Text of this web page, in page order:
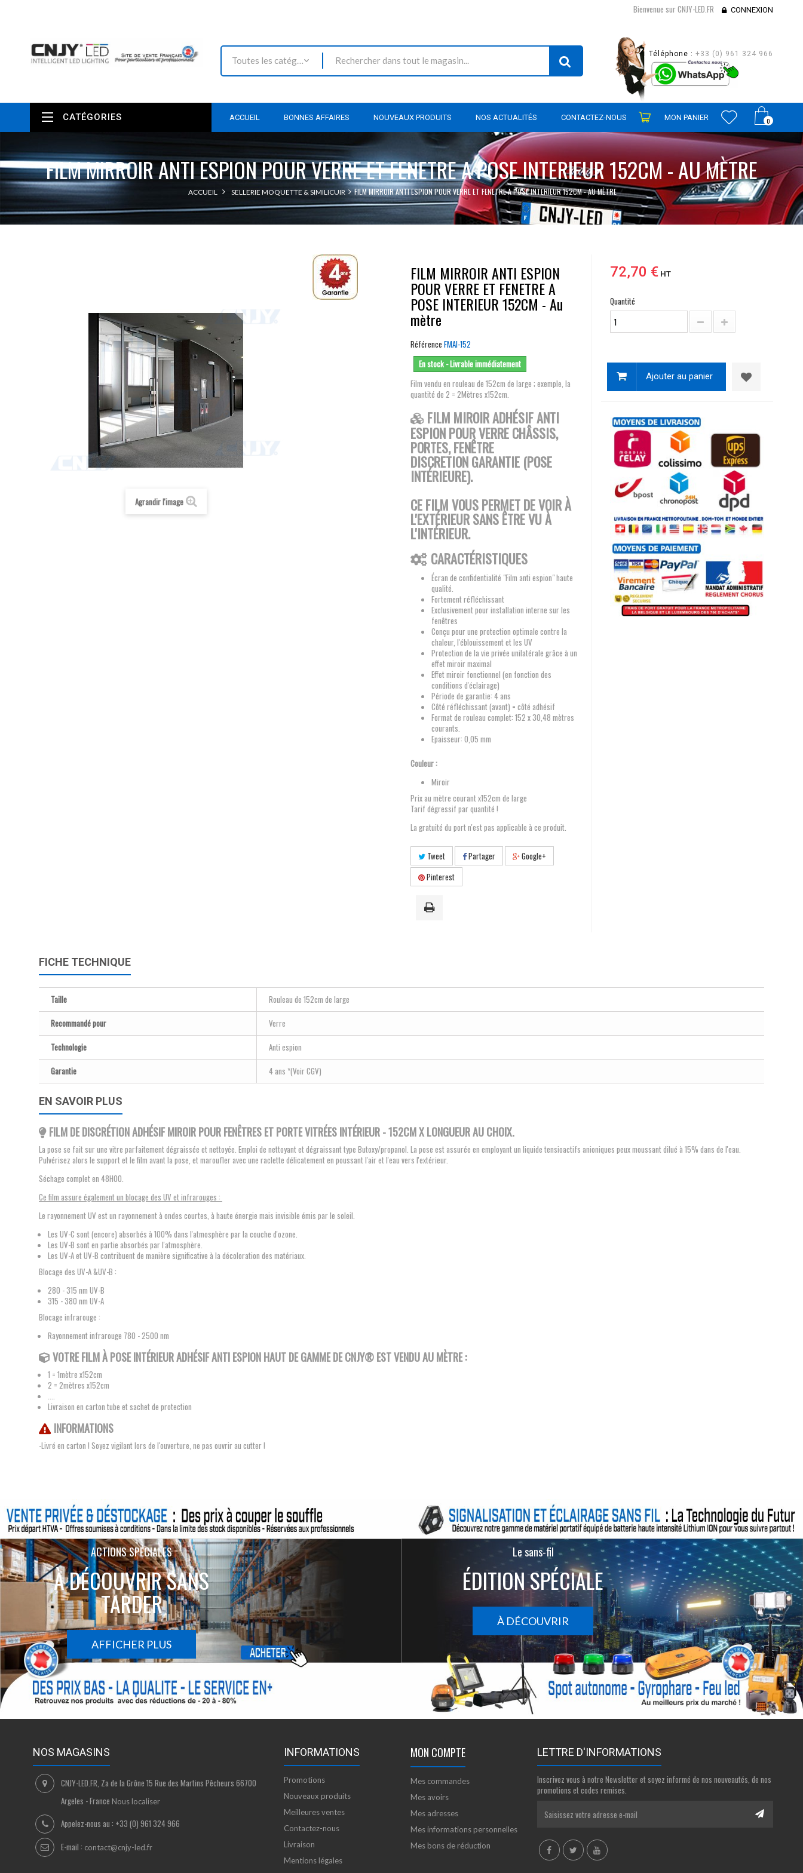
Bienvenue sur CNJY-LED.FR CONNEXION
Toutes les catégories
Téléphone : +33 (0) 961 324 966
0
ACCUEIL BONNES AFFAIRES NOUVEAUX PRODUITS NOS ACTUALITÉS CONTACTEZ-NOUS MON PANIER
CATÉGORIES
FILM MIRROIR ANTI ESPION POUR VERRE ET FENETRE A POSE INTERIEUR 152CM - AU MÈTRE
ACCUEIL SELLERIE MOQUETTE & SIMILICUIR FILM MIRROIR ANTI ESPION POUR VERRE ET FENETRE A POSE INTERIEUR 152CM - AU MÈTRE
Agrandir l'image
FILM MIRROIR ANTI ESPION
POUR VERRE ET FENETRE A
POSE INTERIEUR 152CM - Au
mètre
Référence FMAI-152
En stock - Livrable immédiatement
Film vendu en rouleau de 152cm de large ; exemple, la
quantité de 2 = 2Mètres x152cm.
FILM MIROIR ADHÉSIF ANTI
ESPION POUR VERRE CHÂSSIS,
PORTES, FENÊTRE
DISCRETION GARANTIE (POSE
INTÉRIEURE).
CE FILM VOUS PERMET DE VOIR À
L'EXTÉRIEUR SANS ÊTRE VU À
L'INTÉRIEUR.
CARACTÉRISTIQUES
Écran de confidentialité "Film anti espion" haute
qualité.
Fortement réfléchissant
Exclusivement pour installation interne sur les
fenêtres
Conçu pour une protection optimale contre la
chaleur, l'éblouissement et les UV
Protection de la vie privée unilatérale grâce à un
effet miroir maximal
Effet miroir fonctionnel (en fonction des
conditions d'éclairage)
Période de garantie: 4 ans
Côté réfléchissant (avant) = côté adhésif
Format de rouleau complet: 152 x 30,48 mètres
courants.
Epaisseur: 0,05 mm
Couleur :
Miroir
Prix au mètre courant x152cm de large
Tarif dégressif par quantité !
La gratuité du port n'est pas applicable à ce produit.
Tweet Partager
Google+
Pinterest
72,70 €HT
Quantité
Ajouter au panier
FICHE TECHNIQUE
Taille
Rouleau de 152cm de large
Recommandé pour
Verre
Technologie
Anti espion
Garantie
4 ans *(Voir CGV)
EN SAVOIR PLUS
FILM DE DISCRÉTION ADHÉSIF MIROIR POUR FENÊTRES ET PORTE VITRÉES INTÉRIEUR - 152CM X LONGUEUR AU CHOIX.
La pose se fait sur une vitre parfaitement dégraissée et nettoyée. Emploi de nettoyant et dégraissant type Butoxy/propanol. La pose est assurée en employant un liquide tensioactifs anioniques peux moussant dilué à 15% dans de l'eau.
Pulvérisez alors le support et le film avant la pose, et maroufler avec une raclette délicatement en poussant l'air et l'eau vers l'extérieur.
Séchage complet en 48H00.
Ce film assure également un blocage des UV et infrarouges :
Le rayonnement UV est un rayonnement à ondes courtes, à haute énergie mais invisible émis par le soleil.
Les UV-C sont (encore) absorbés à 100% dans l'atmosphère par la couche d'ozone.
Les UV-B sont en partie absorbés par l'atmosphère.
Les UV-A et UV-B contribuent de manière significative à la décoloration des matériaux.
Blocage des UV-A &UV-B :
280 - 315 nm UV-B
315 - 380 nm UV-A
Blocage infrarouge :
Rayonnement infrarouge 780 - 2500 nm
VOTRE FILM À POSE INTÉRIEUR ADHÉSIF ANTI ESPION HAUT DE GAMME DECNJY®EST VENDU AU MÈTRE :
1 = 1mètre x152cm
2 = 2mètres x152cm
....
Livraison en carton tube et sachet de protection
INFORMATIONS
-Livré en carton ! Soyez vigilant lors de l'ouverture, ne pas ouvrir au cutter !
ACTIONS SPÉCIALES
À DÉCOUVRIR SANS
TARDER
AFFICHER PLUS
Le sans-fil
ÉDITION SPÉCIALE
À DÉCOUVRIR
NOS MAGASINS
CNJY-LED.FR, Za de la Grône 15 Rue des Martins Pêcheurs 66700
Argeles - France Nous localiser
Appelez-nous au : +33 (0) 961 324 966
E-mail : contact@cnjy-led.fr
INFORMATIONS
Promotions
Nouveaux produits
Meilleures ventes
Contactez-nous
Livraison
Mentions légales
MON COMPTE
Mes commandes
Mes avoirs
Mes adresses
Mes informations personnelles
Mes bons de réduction
LETTRE D'INFORMATIONS
Inscrivez vous à notre Newsletter et soyez informé de nos nouveautés, de nos
promotions et codes remises.